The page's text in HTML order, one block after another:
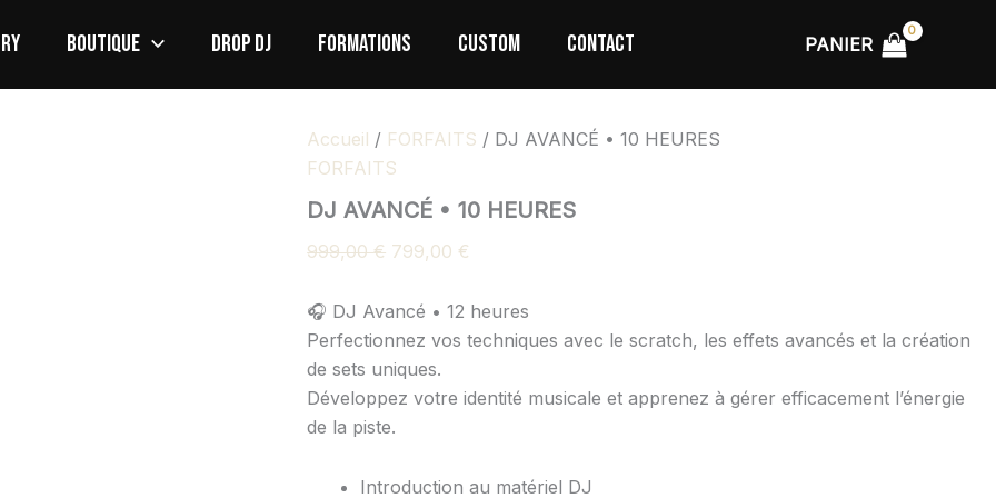
BOUTIQUE DROP DJ FORMATIONS CUSTOM CONTACT PANIER
Accueil / FORFAITS / DJ AVANCÉ • 10 HEURES
FORFAITS
DJ AVANCÉ • 10 HEURES
999,00€
prix
999,00 €.
799,00 €
prix
799,00 €.
🎧 DJ Avancé • 12 heures
Perfectionnez vos techniques avec le scratch, les effets avancés et la création
de sets uniques.
Développez votre identité musicale et apprenez à gérer efficacement l’énergie
de la piste.
Introduction au matériel DJ
de
DJ
HEURES